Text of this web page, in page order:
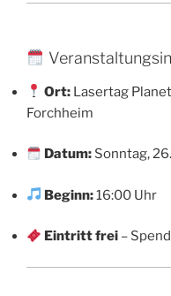
Ort: Lasertag
Forchheim
Datum: Sonntag,
Beginn:16:00 Uhr
Eintritt frei –